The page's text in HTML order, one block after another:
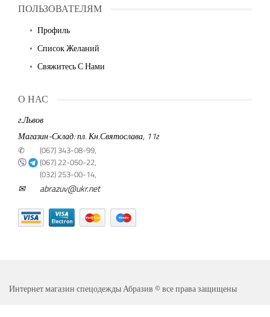
ПОЛЬЗОВАТЕЛЯМ
Профиль
Список Желаний
Свяжитесь С Нами
О НАС
г.Львов
Магазин-Склад: пл. Кн.Святослава, 11г
✆
(067) 343-08-99,
(067) 22-050-22,
(032) 253-00-14,
✉ abrazuv@ukr.net
Интернет магазин спецодежды Абразив © все права защищены